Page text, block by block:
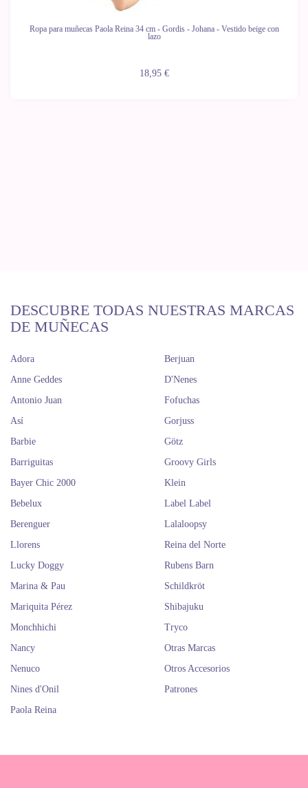
Ropa para muñecas Paola Reina 34 cm - Gordis - Johana - Vestido beige con
lazo
18,95 €
DESCUBRE TODAS NUESTRAS MARCAS
DE MUÑECAS
Adora
Anne Geddes
Antonio Juan
Así
Barbie
Barriguitas
Bayer Chic 2000
Bebelux
Berenguer
Berjuan
D'Nenes
Fofuchas
Gorjuss
Götz
Groovy Girls
Klein
Label Label
Lalaloopsy
Llorens
Lucky Doggy
Marina & Pau
Mariquita Pérez
Monchhichi
Nancy
Nenuco
Nines d'Onil
Paola Reina
Reina del Norte
Rubens Barn
Schildkröt
Shibajuku
Tryco
Otras Marcas
Otros Accesorios
Patrones